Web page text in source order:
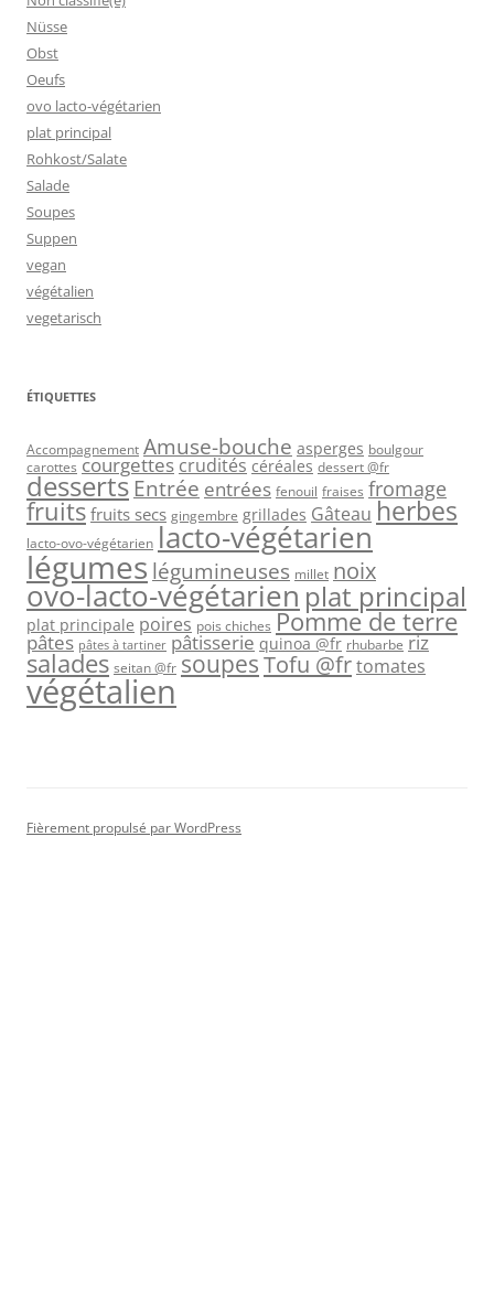
Nüsse
Obst
Oeufs
ovo lacto-végétarien
plat principal
Rohkost/Salate
Salade
Soupes
Suppen
vegan
végétalien
vegetarisch
ÉTIQUETTES
Accompagnement Amuse-bouche asperges boulgour
carottes courgettescrudités céréales dessert @fr
desserts Entrée entrées fenouil fraises fromage
fruits fruits secs gingembre grillades Gâteau herbes
lacto-ovo-végétarien lacto-végétarien
légumes légumineuses millet noix
ovo-lacto-végétarien plat principal
plat principale poires pois chiches Pomme de terre
pâtes pâtes à tartiner pâtisserie quinoa @fr rhubarbe riz
salades seitan @fr soupesTofu @frtomates
végétalien
Fièrement propulsé par WordPress